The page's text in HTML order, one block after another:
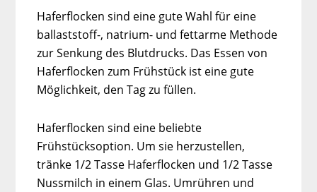
Haferflocken sind eine gute Wahl für eine
ballaststoff-, natrium- und fettarme Methode
zur Senkung des Blutdrucks. Das Essen von
Haferflocken zum Frühstück ist eine gute
Möglichkeit, den Tag zu füllen.
Haferflocken sind eine beliebte
Frühstücksoption. Um sie herzustellen,
tränke 1/2 Tasse Haferflocken und 1/2 Tasse
Nussmilch in einem Glas. Umrühren und